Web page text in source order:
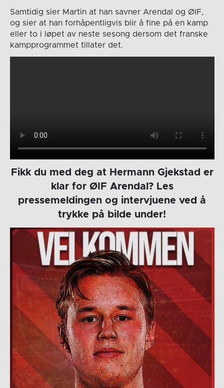
Samtidig sier Martin at han savner Arendal og ØIF,
og sier at han forhåpentligvis blir å fine på en kamp
eller to i løpet av neste sesong dersom det franske
kampprogrammet tillater det.
Fikk du med deg at Hermann Gjekstad er
klar for ØIF Arendal? Les
pressemeldingen og intervjuene ved å
trykke på bilde under!